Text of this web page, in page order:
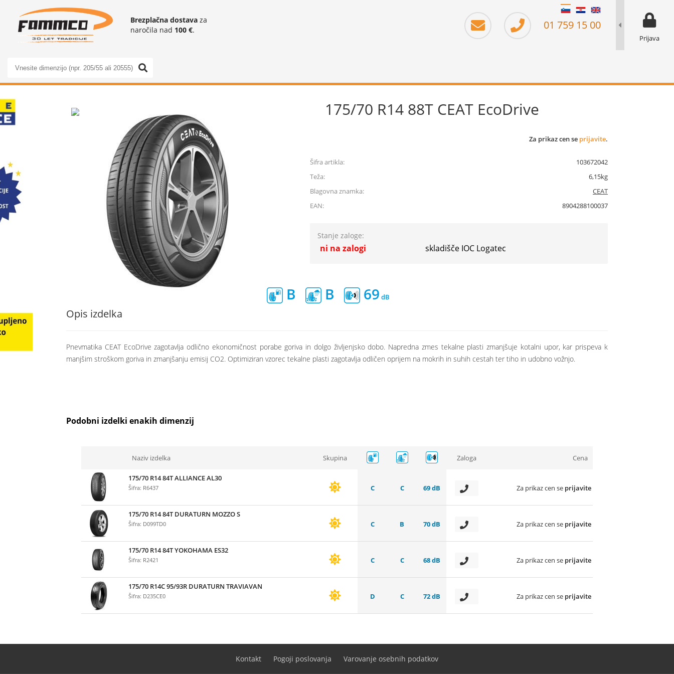
01 759 15 00
prikaz za
Prijava
Brezplačna dostava za
naročila nad 100 €.
175/70 R14 88T CEAT EcoDrive
Za prikaz cen se prijavite.
Šifra artikla:
103672042
Teža:
6,15kg
Blagovna znamka:
CEAT
EAN:
8904288100037
Stanje zaloge:
ni na zalogi skladišče IOC Logatec
B B 69
Opis izdelka
Pnevmatika CEAT EcoDrive zagotavlja odlično ekonomičnost porabe goriva in dolgo življenjsko dobo. Napredna zmes tekalne plasti zmanjšuje kotalni upor, kar prispeva k
manjšim stroškom goriva in zmanjšanju emisij CO2. Optimiziran vzorec tekalne plasti zagotavlja odličen oprijem na mokrih in suhih cestah ter tiho in udobno vožnjo.
Podobni izdelki enakih dimenzij
Naziv izdelka Skupina Zaloga Cena
175/70 R14 84T ALLIANCE AL30
Šifra: R6437 C C 69 dB Za prikaz cen se prijavite
175/70 R14 84T DURATURN MOZZO S
Šifra: D099TD0 C B 70 dB Za prikaz cen se prijavite
175/70 R14 84T YOKOHAMA ES32
Šifra: R2421 C C 68 dB Za prikaz cen se prijavite
175/70 R14C 95/93R DURATURN TRAVIAVAN
Šifra: D235CE0 D C 72 dB Za prikaz cen se prijavite
Kontakt Pogoji poslovanja Varovanje osebnih podatkov